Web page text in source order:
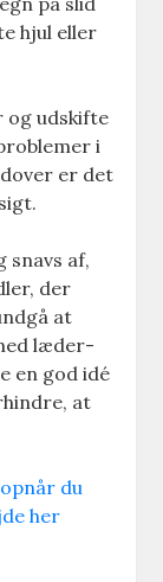
hjul eller
og udskifte
i
er det
snavs af,
der
at
læder-
en god idé
at
du
her